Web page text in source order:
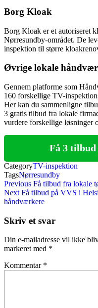
Borg Kloak
Borg Kloak er et autoriseret
Nørresundby-området. De
inspektion til større
Øvrige lokale
Gennem platforme som
160 forskellige TV-
Her kan du sammenligne
3 gratis tilbud fra lokale
vurdere forskellige løsninger
Få 3
CategoryTV-inspektion
TagsNørresundby
Indlægsnavigation
Previous
Post
Previous Få tilbud fra lokale
Next
Post
Next Få tilbud på VVS i
håndværkere
Skriv et svar
Din e-mailadresse vil ikke
markeret med *
Kommentar *